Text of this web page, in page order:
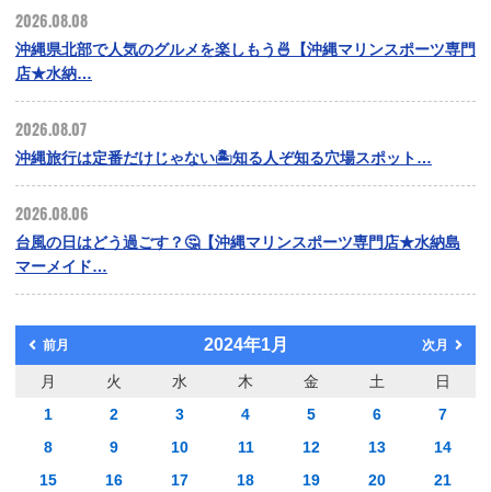
2026.08.08
沖縄県北部で人気のグルメを楽しもう🍜【沖縄マリンスポーツ専門
店★水納…
2026.08.07
沖縄旅行は定番だけじゃない🏝️知る人ぞ知る穴場スポット…
2026.08.06
台風の日はどう過ごす？🤔【沖縄マリンスポーツ専門店★水納島
マーメイド…
前月 2024年1月 次月
月 火 水 木 金 土
日
1
2 3 4 5 6
7
8
9 10 11 12 13
14
15
16 17 18 19 20
21